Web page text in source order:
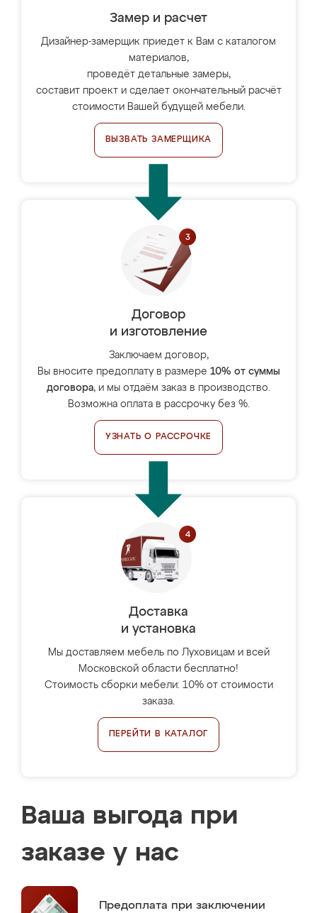
Замер и расчет
Дизайнер-замерщик приедет к Вам с каталогом
материалов,
проведёт детальные замеры,
составит проект и сделает окончательный расчёт
стоимости Вашей будущей мебели.
ВЫЗВАТЬ ЗАМЕРЩИКА
Договор
и изготовление
Заключаем договор,
Вы вносите предоплату в размере 10% от суммы
договора, и мы отдаём заказ в производство.
Возможна оплата в рассрочку без %.
УЗНАТЬ О РАССРОЧКЕ
Доставка
и установка
Мы доставляем мебель по Луховицам и всей
Московской области бесплатно!
Стоимость сборки мебели: 10% от стоимости
заказа.
ПЕРЕЙТИ В КАТАЛОГ
Ваша выгода при
заказе у нас
Предоплата при заключении